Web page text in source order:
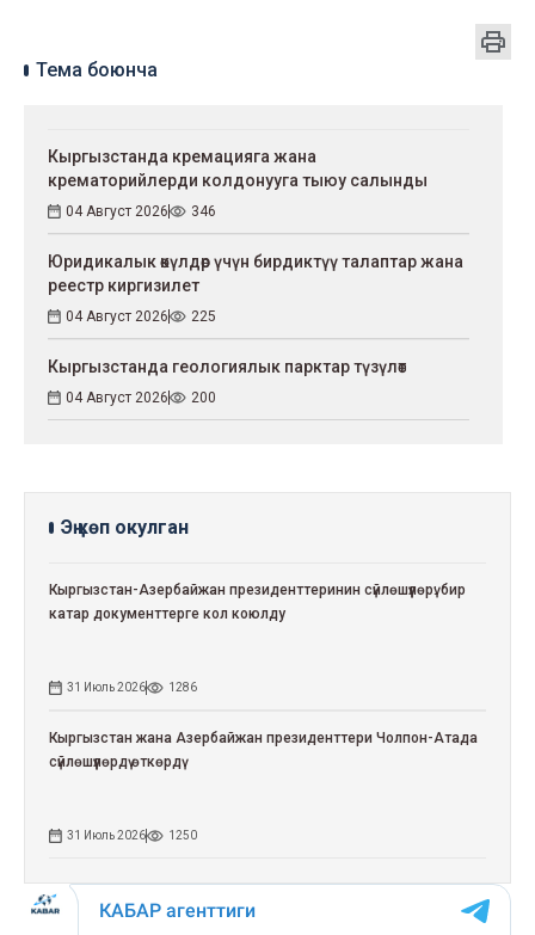
Тема боюнча
Кыргызстанда кремацияга жана
крематорийлерди колдонууга тыюу салынды
04 Август 2026 346
Юридикалык өкүлдөр үчүн бирдиктүү талаптар жана
реестр киргизилет
04 Август 2026 225
Кыргызстанда геологиялык парктар түзүлөт
04 Август 2026 200
Эң көп окулган
Кыргызстан-Азербайжан президенттеринин сүйлөшүүлөрү: бир
катар документтерге кол коюлду
31 Июль 2026 1286
Кыргызстан жана Азербайжан президенттери Чолпон-Атада
сүйлөшүүлөрдү өткөрдү
31 Июль 2026 1250